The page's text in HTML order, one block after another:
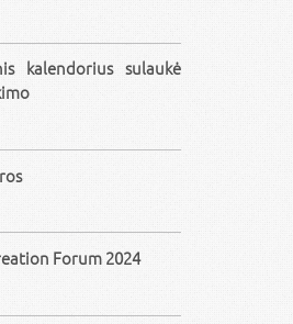
kalendorius sulaukė
Forum 2024